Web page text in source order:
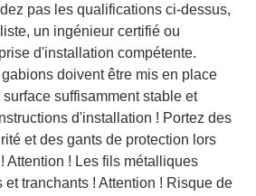
pas les qualifications ci-dessus,
un ingénieur certifié ou
d'installation compétente.
doivent être mis en place
suffisamment stable et
d'installation ! Portez des
et des gants de protection lors
Attention ! Les fils métalliques
et tranchants ! Attention ! Risque de